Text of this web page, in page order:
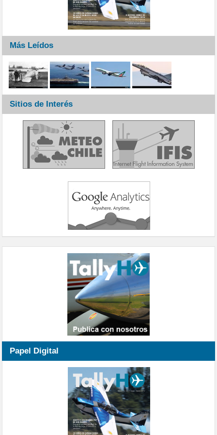
Más Leídos
Sitios de Interés
Papel Digital